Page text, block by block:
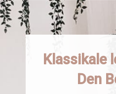
Klassikale
Den